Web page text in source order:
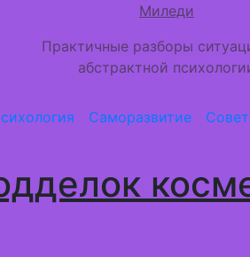
Миледи
Практичные разборы
абстрактной
Саморазвитие